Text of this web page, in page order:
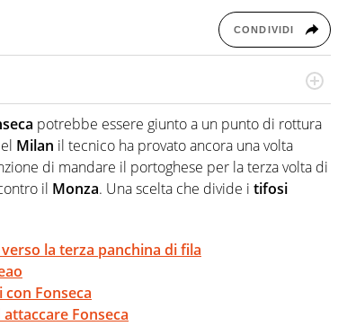
CONDIVIDI
Sport segue anche il calcio ma è con la
e passioni. Cura la comunicazione di HaBaWaBa, il
bambini al mondo
potrebbe essere giunto a un punto di rottura
Milan il tecnico ha provato ancora una volta
di mandare il portoghese per la terza volta di
il Monza. Una scelta che divide i tifosi
la terza panchina di fila
Fonseca
Fonseca